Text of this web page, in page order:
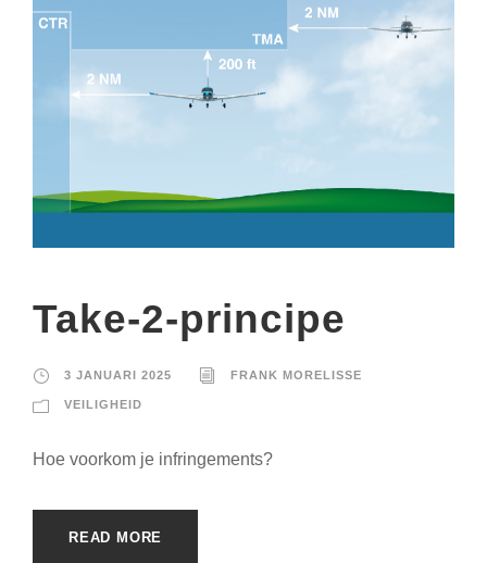
Take-2-principe
3 JANUARI 2025 FRANK MORELISSE
VEILIGHEID
Hoe voorkom je infringements?
READ MORE